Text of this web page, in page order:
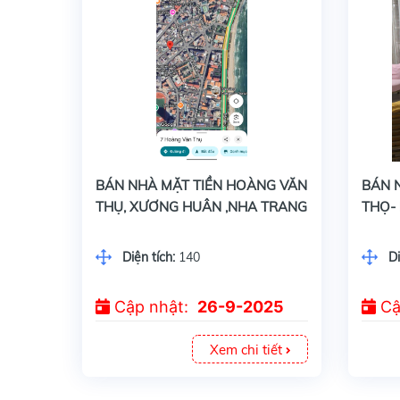
BÁN NHÀ MẶT TIỀN HOÀNG VĂN
THỤ, XƯƠNG HUÂN ,NHA TRANG
BÁN 22TỶ00
Diện tích: 140
Cập nhật: 26-9-2025
Xem chi tiết
BÁN
THỌ-